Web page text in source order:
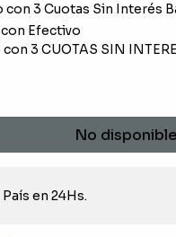
3 Cuotas Sin Interés
Efectivo
3 CUOTAS SIN
No disponible
en 24Hs.